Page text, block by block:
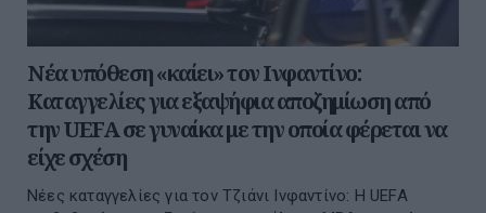
Νέα υπόθεση «καίει» τον Ινφαντίνο:
Καταγγελίες για εξαψήφια αποζημίωση από
την UEFA σε γυναίκα με την οποία φέρεται να
είχε σχέση
Νέες καταγγελίες για τον Τζιάνι Ινφαντίνο: Η UEFA